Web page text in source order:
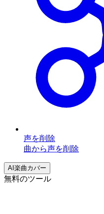
声を削除
曲から声を削除
AI楽曲カバー
無料のツール